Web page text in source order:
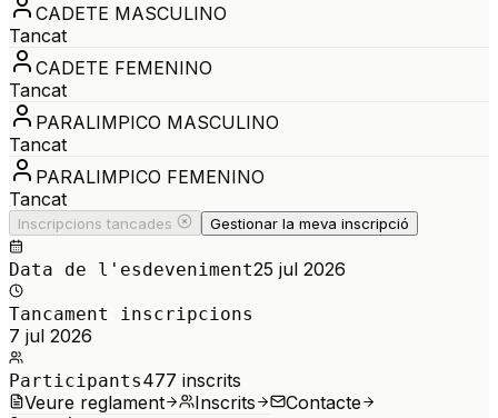
CADETE MASCULINO
Tancat
CADETE FEMENINO
Tancat
PARALIMPICO MASCULINO
Tancat
PARALIMPICO FEMENINO
Tancat
Inscripcions tancades Gestionar la meva inscripció
Data de l'esdeveniment25 jul 2026
Tancament inscripcions
7 jul 2026
Participants477 inscrits
Veure reglament
Inscrits Contacte